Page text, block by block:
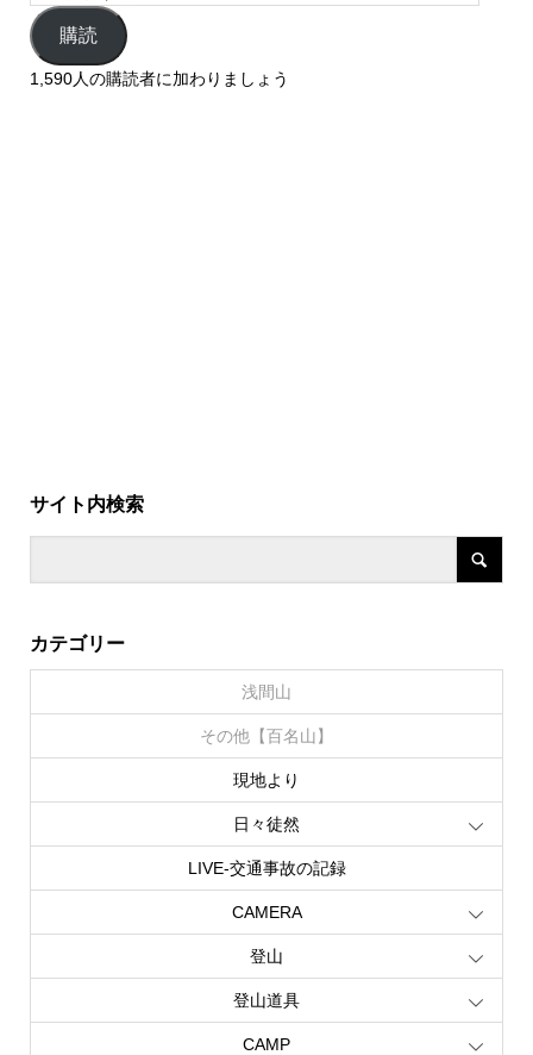
購読
1,590人の購読者に加わりましょう
サイト内検索
カテゴリー
浅間山
その他【百名山】
現地より
日々徒然
LIVE‐交通事故の記録
CAMERA
登山
登山道具
CAMP